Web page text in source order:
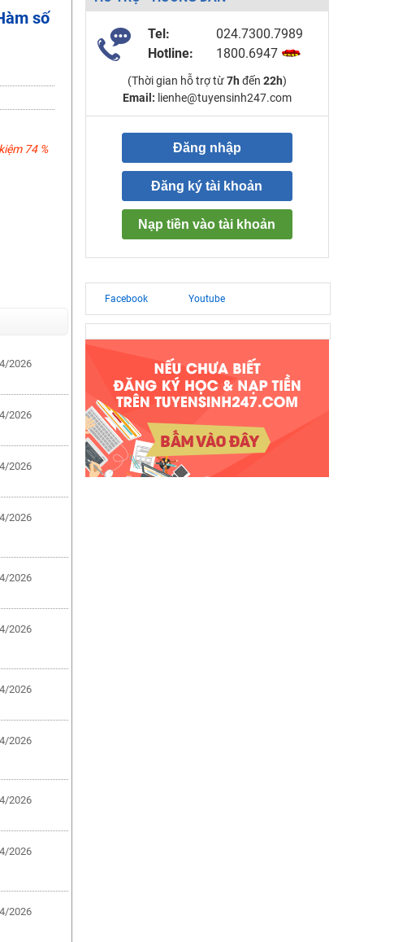
số
74 %
2026
2026
2026
2026
2026
2026
2026
2026
2026
2026
2026
Tel:
024.7300.7989
Hotline:
1800.6947
(Thời gian hỗ trợ từ7h đến 22h)
Email: lienhe@tuyensinh247.com
Đăng nhập
Đăng ký tài khoản
Nạp tiền vào tài khoản
Facebook Youtube